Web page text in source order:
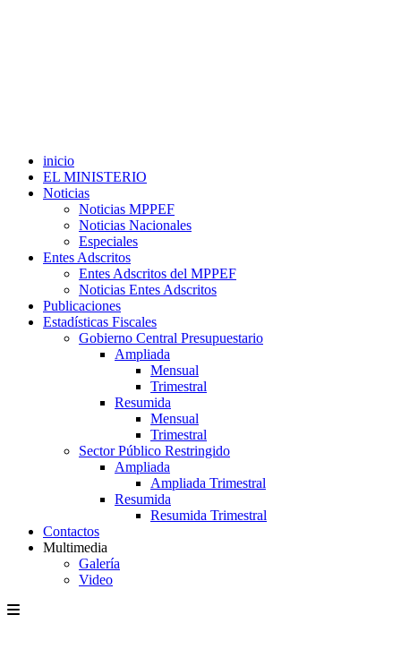
inicio
EL MINISTERIO
Noticias
Noticias MPPEF
Noticias Nacionales
Especiales
Entes Adscritos
Entes Adscritos del MPPEF
Noticias Entes Adscritos
Publicaciones
Estadísticas Fiscales
Gobierno Central Presupuestario
Ampliada
Mensual
Trimestral
Resumida
Mensual
Trimestral
Sector Público Restringido
Ampliada
Ampliada Trimestral
Resumida
Resumida Trimestral
Contactos
Multimedia
Galería
Video